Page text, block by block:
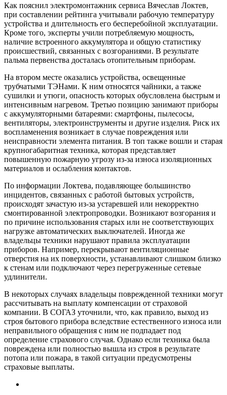
Как пояснил электромонтажник сервиса Вячеслав Локтев,
при составлении рейтинга учитывали рабочую температуру
устройства и длительность его бесперебойной эксплуатации.
Кроме того, эксперты учили потребляемую мощность,
наличие встроенного аккумулятора и общую статистику
происшествий, связанных с возгораниями. В результате
пальма первенства досталась отопительным приборам.
На втором месте оказались устройства, освещенные
трубчатыми ТЭНами. К ним относятся чайники, а также
сушилки и утюги, опасность которых обусловлена быстрым и
интенсивным нагревом. Третью позицию занимают приборы
с аккумуляторными батареями: смартфоны, пылесосы,
вентиляторы, электроинструменты и другие изделия. Риск их
воспламенения возникает в случае повреждения или
неисправности элемента питания. В топ также вошли и старая
крупногабаритная техника, которая представляет
повышенную пожарную угрозу из-за износа изоляционных
материалов и ослабления контактов.
По информации Локтева, подавляющее большинство
инцидентов, связанных с работой бытовых устройств,
происходят зачастую из-за устаревшей или некорректно
смонтированной электропроводки. Возникают возгорания и
по причине использования старых или не соответствующих
нагрузке автоматических выключателей. Иногда же
владельцы техники нарушают правила эксплуатации
приборов. Например, перекрывают вентиляционные
отверстия на их поверхности, устанавливают слишком близко
к стенам или подключают через перегруженные сетевые
удлинители.
В некоторых случаях владельцы поврежденной техники могут
рассчитывать на выплату компенсации от страховой
компании. В СОГАЗ уточнили, что, как правило, выход из
строя бытового прибора вследствие естественного износа или
неправильного обращения с ним не подпадает под
определение страхового случая. Однако если техника была
повреждена или полностью вышла из строя в результате
потопа или пожара, в такой ситуации предусмотрены
страховые выплаты.